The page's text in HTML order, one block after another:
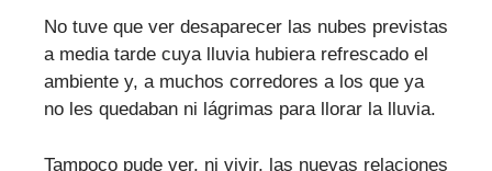
No tuve que ver desaparecer las nubes previstas
a media tarde cuya lluvia hubiera refrescado el
ambiente y, a muchos corredores a los que ya
no les quedaban ni lágrimas para llorar la lluvia.
Tampoco pude ver, ni vivir, las nuevas relaciones